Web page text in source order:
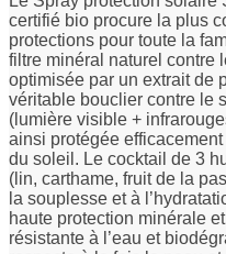
certifié bio procure la plus
protections pour toute la
filtre minéral naturel contre
optimisée par un extrait de
véritable bouclier contre le
(lumière visible +
ainsi protégée
du soleil. Le cocktail de 3
(lin, carthame, fruit de la
la souplesse et à
haute protection minérale
résistante à l’eau et